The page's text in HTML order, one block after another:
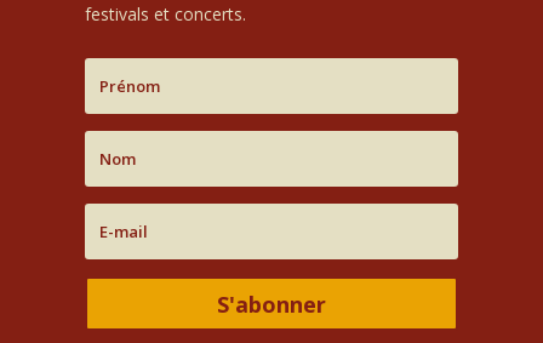
festivals et concerts.
S'abonner